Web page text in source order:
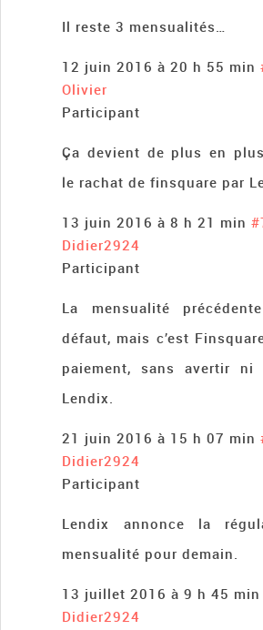
Il reste 3 mensualités…
12 juin 2016 à 20 h 55 min
Olivier
Participant
Ça devient de plus en
le rachat de finsquare par
13 juin 2016 à 8 h 21 min
Didier2924
Participant
La mensualité
défaut, mais c’est
paiement, sans avertir
Lendix.
21 juin 2016 à 15 h 07 min
Didier2924
Participant
Lendix annonce la
mensualité pour demain.
13 juillet 2016 à 9 h 45 min
Didier2924